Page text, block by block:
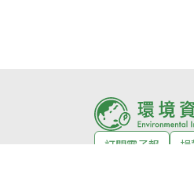
訂閱電子報
捐